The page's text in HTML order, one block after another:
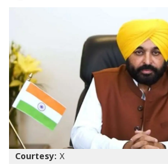
Courtesy: X